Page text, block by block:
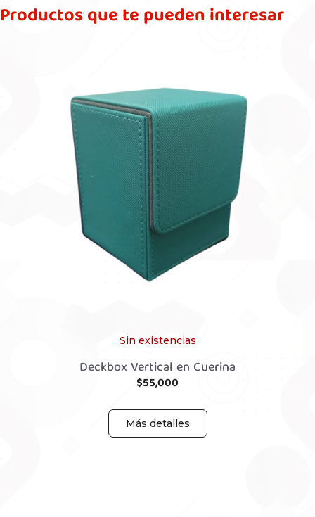
Productos que te pueden interesar
Sin existencias
Deckbox Vertical en Cuerina
$55,000
Más detalles